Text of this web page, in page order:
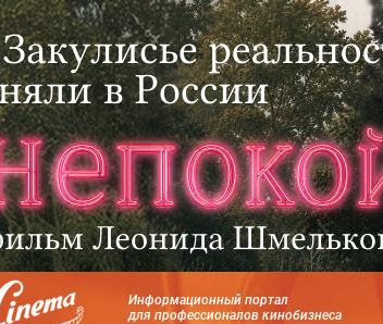
Информационный портал
для профессионалов кинобизнеса